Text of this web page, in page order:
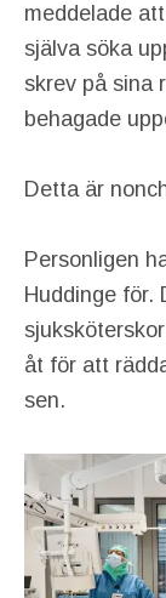
meddelade
själva söka
skrev på sina
behagade
Detta är
Personligen
Huddinge för.
åt för att
sen.